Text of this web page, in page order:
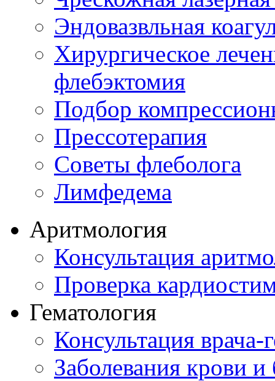
Эндовазвльная
Хирургическое
флебэктомия
Подбор
Прессотерапия
Советы флеболога
Лимфедема
Аритмология
Консультация
Проверка
Гематология
Консультация врача-
Заболевания крови и